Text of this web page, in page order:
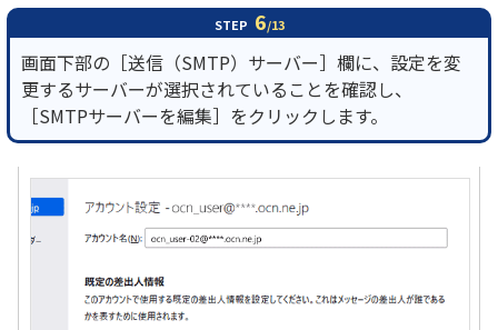
STEP 6/13
画面下部の［送信（SMTP）サーバー］欄に、設定を変
更するサーバーが選択されていることを確認し、
［SMTPサーバーを編集］をクリックします。